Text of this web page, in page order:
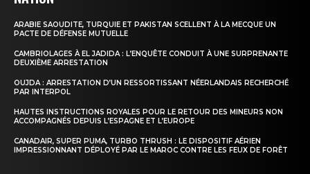
ARABIE SAOUDITE, TURQUIE ET PAKISTAN SCELLENT À LA MECQUE UN
PACTE DE DÉFENSE MUTUELLE
CAMBRIOLAGES À EL JADIDA : L’ENQUÊTE CONDUIT À UNE SURPRENANTE
DEUXIÈME ARRESTATION
OUJDA : ARRESTATION D’UN RESSORTISSANT NÉERLANDAIS RECHERCHÉ
PAR INTERPOL
HAUTES INSTRUCTIONS ROYALES POUR LE RETOUR DES MINEURS NON
ACCOMPAGNÉS DEPUIS L’ESPAGNE ET L’EUROPE
CANADAIR, SUPER PUMA, TURBO THRUSH : LE DISPOSITIF AÉRIEN
IMPRESSIONNANT DÉPLOYÉ PAR LE MAROC CONTRE LES FEUX DE FORÊT